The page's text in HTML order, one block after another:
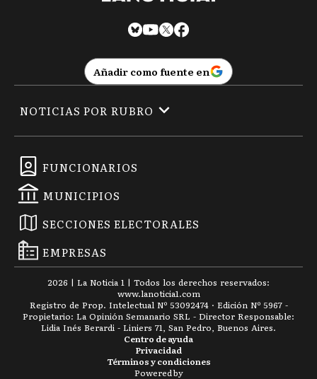
Añadir como fuente en
FUNCIONARIOS
MUNICIPIOS
SECCIONES ELECTORALES
EMPRESAS
NOTICIAS POR RUBRO
2026 | La Noticia 1 | Todos los derechos reservados:
www.lanoticia1.com
Registro de Prop. Intelectual Nº 53092474 · Edición Nº 5967 -
Propietario: La Opinión Semanario SRL - Director Responsable:
Lidia Inés Berardi - Liniers 71, San Pedro, Buenos Aires.
Términos y condiciones
Privacidad
Centro de ayuda
Powered by